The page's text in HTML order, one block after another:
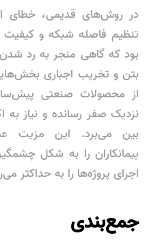
در روش‌های قدیمی، خطای
تنظیم فاصله شبکه و کیفیت
بود که گاهی منجر به رد
بتن و تخریب اجباری
از محصولات صنعتی
نزدیک صفر رسانده و نیاز
بین می‌برد. این مزیت
پیمانکاران را به شکل
اجرای پروژه‌ها را به حداکثر
جمع‌بندی